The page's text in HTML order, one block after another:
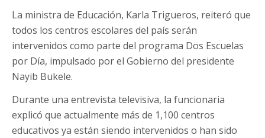
La ministra de Educación, Karla Trigueros, reiteró que
todos los centros escolares del país serán
intervenidos como parte del programa Dos Escuelas
por Día, impulsado por el Gobierno del presidente
Nayib Bukele.
Durante una entrevista televisiva, la funcionaria
explicó que actualmente más de 1,100 centros
educativos ya están siendo intervenidos o han sido